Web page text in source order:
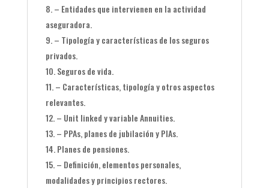
– Entidades que intervienen en la actividad
aseguradora.
– Tipología y características de los seguros
privados.
Seguros de vida.
– Características, tipología y otros aspectos
relevantes.
– Unit linked y variable Annuities.
– PPAs, planes de jubilación y PIAs.
Planes de pensiones.
– Definición, elementos personales,
modalidades y principios rectores.